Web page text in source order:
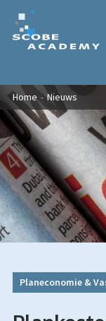
Overslaan en naar de
U bent hier
Home - Nieuws
Planeconomie &